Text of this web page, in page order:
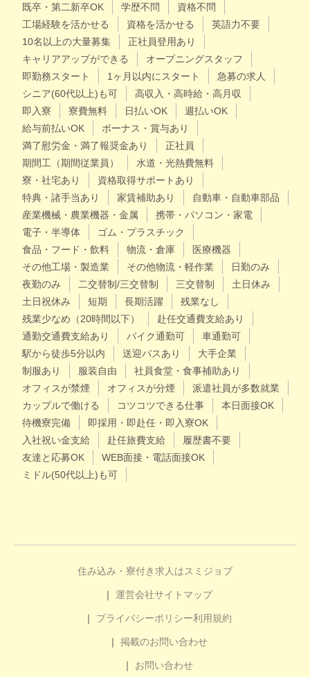
既卒・第二新卒OK
学歴不問
資格不問
工場経験を活かせる
資格を活かせる
英語力不要
10名以上の大量募集
正社員登用あり
キャリアアップができる
オープニングスタッフ
即勤務スタート
1ヶ月以内にスタート
急募の求人
シニア(60代以上)も可
高収入・高時給・高月収
即入寮
寮費無料 日払いOK
週払いOK
給与前払いOK
ボーナス・賞与あり
満了慰労金・満了報奨金あり
正社員
期間工（期間従業員）
水道・光熱費無料
寮・社宅あり
資格取得サポートあり
特典・諸手当あり
家賃補助あり
自動車・自動車部品
産業機械・農業機器・金属
携帯・パソコン・家電
電子・半導体
ゴム・プラスチック
食品・フード・飲料
物流・倉庫
医療機器
その他工場・製造業
その他物流・軽作業
日勤のみ
夜勤のみ
二交替制/三交替制 三交替制
土日休み
土日祝休み
短期 長期活躍
残業なし
残業少なめ（20時間以下）
赴任交通費支給あり
通勤交通費支給あり
バイク通勤可
車通勤可
駅から徒歩5分以内
送迎バスあり
大手企業
制服あり
服装自由
社員食堂・食事補助あり
オフィスが禁煙
オフィスが分煙
派遣社員が多数就業
カップルで働ける
コツコツできる仕事
本日面接OK
待機寮完備
即採用・即赴任・即入寮OK
入社祝い金支給
赴任旅費支給
履歴書不要
友達と応募OK
WEB面接・電話面接OK
ミドル(50代以上)も可
住み込み・寮付き求人はスミジョブ
運営会社サイトマップ
プライバシーポリシー利用規約
掲載のお問い合わせ
お問い合わせ